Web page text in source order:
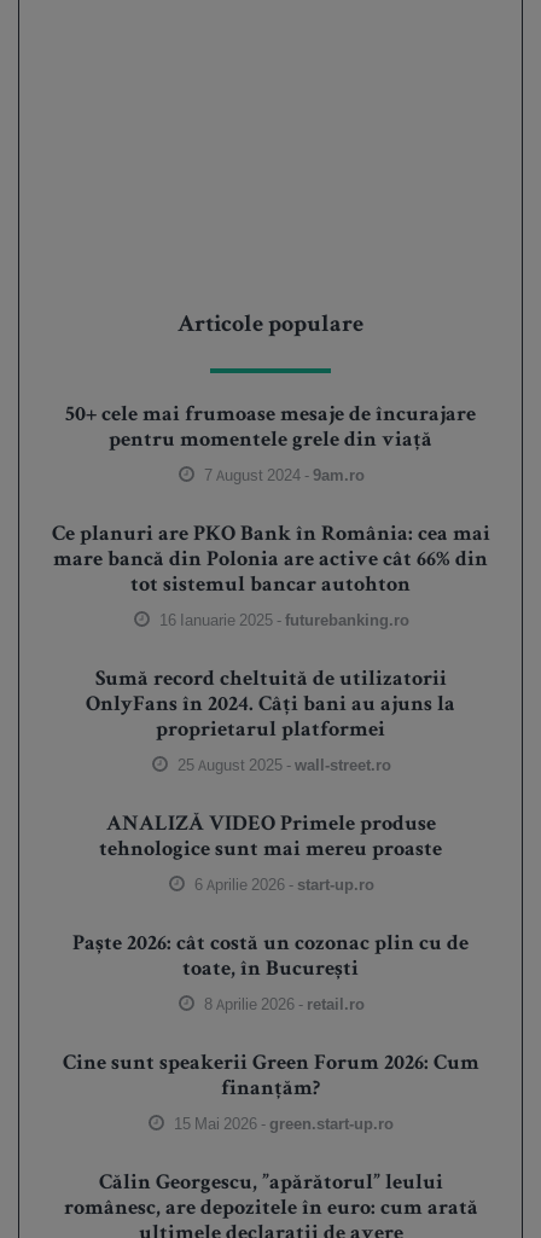
Articole populare
50+ cele mai frumoase mesaje de încurajare
pentru momentele grele din viață
7 August 2024 -9am.ro
Ce planuri are PKO Bank în România: cea mai
mare bancă din Polonia are active cât 66% din
tot sistemul bancar autohton
16 Ianuarie 2025 -futurebanking.ro
Sumă record cheltuită de utilizatorii
OnlyFans în 2024. Câți bani au ajuns la
proprietarul platformei
25 August 2025 -wall-street.ro
ANALIZĂ VIDEO Primele produse
tehnologice sunt mai mereu proaste
6 Aprilie 2026 - start-up.ro
Paște 2026: cât costă un cozonac plin cu de
toate, în București
8 Aprilie 2026 - retail.ro
Cine sunt speakerii Green Forum 2026: Cum
finanțăm?
15 Mai 2026 - green.start-up.ro
Călin Georgescu, ”apărătorul” leului
românesc, are depozitele în euro: cum arată